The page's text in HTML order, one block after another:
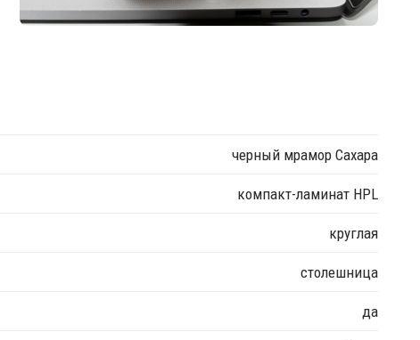
черный мрамор Сахара
компакт-ламинат HPL
круглая
столешница
да